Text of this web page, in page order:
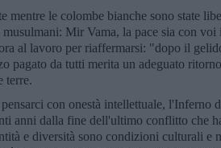
mentre le colombe bianche sono state
Mir Vama, la pace sia con voi
al lavoro per riaffermarsi: "dopo il
pagato da tutti merita un adeguato
terre.
pensarci con onestà intellettuale, l'Inferno
anni dalla fine dell'ultimo conflitto che
e diversità sono condizioni culturali e